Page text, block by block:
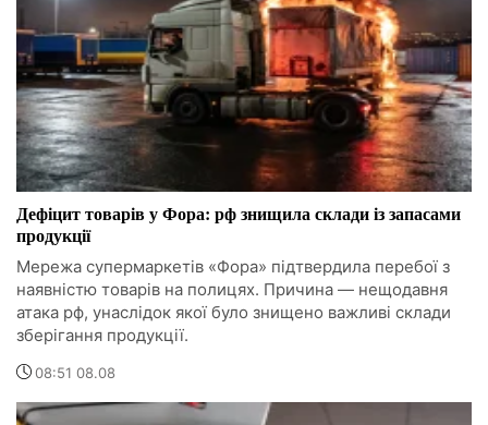
Дефіцит товарів у Фора: рф знищила склади із запасами
продукції
Мережа супермаркетів «Фора» підтвердила перебої з
наявністю товарів на полицях. Причина — нещодавня
атака рф, унаслідок якої було знищено важливі склади
зберігання продукції.
08:51 08.08